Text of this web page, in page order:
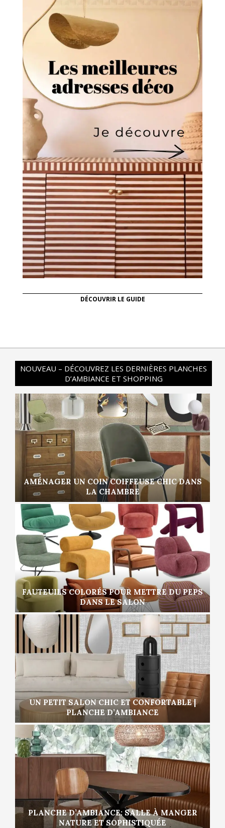
DÉCOUVRIR LE GUIDE
NOUVEAU – DÉCOUVREZ LES DERNIÈRES PLANCHES
D’AMBIANCE ET SHOPPING
AMÉNAGER UN COIN COIFFEUSE CHIC DANS
LA CHAMBRE
FAUTEUILS COLORÉS POUR METTRE DU PEPS
DANS LE SALON
UN PETIT SALON CHIC ET CONFORTABLE |
PLANCHE D’AMBIANCE
PLANCHE D’AMBIANCE: SALLE À MANGER
NATURE ET SOPHISTIQUÉE